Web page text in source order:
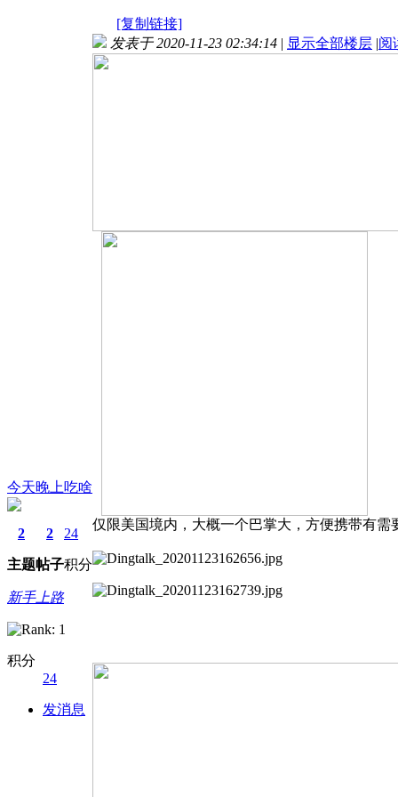
[复制链接]
今天晚上吃啥
2
主题
2
帖子
24
积分
新手上路
积分
24
发消息
发表于 2020-11-23 02:34:14 | 显示全部楼层 |阅
仅限美国境内，大概一个巴掌大，方便携带有需